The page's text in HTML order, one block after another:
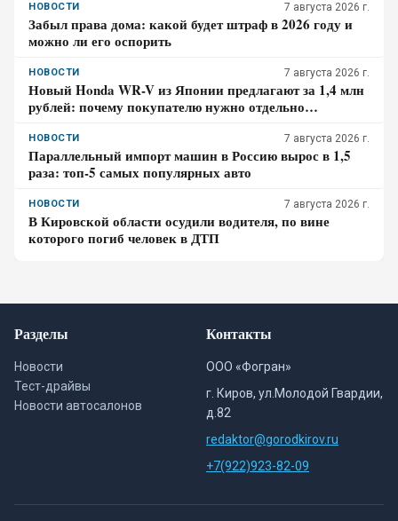
НОВОСТИ 7 августа 2026 г.
Забыл права дома: какой будет штраф в 2026 году и
можно ли его оспорить
НОВОСТИ 7 августа 2026 г.
Новый Honda WR-V из Японии предлагают за 1,4 млн
рублей: почему покупателю нужно отдельно
НОВОСТИ 7 августа 2026 г.
Параллельный импорт машин в Россию вырос в 1,5
раза: топ-5 самых популярных авто
НОВОСТИ 7 августа 2026 г.
В Кировской области осудили водителя, по вине
которого погиб человек в ДТП
Разделы
Новости
Тест-драйвы
Новости автосалонов
Контакты
ООО «Фогран»
г. Киров, ул.Молодой Гвардии,
д.82
redaktor@gorodkirov.ru
+7(922)923-82-09